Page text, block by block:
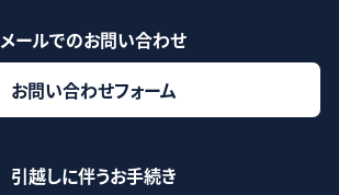
メールでのお問い合わせ
お問い合わせフォーム
引越しに伴うお手続き